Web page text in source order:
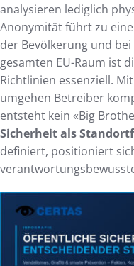
analysieren lediglich
Anonymität führt zu
der Bevölkerung und
gesamten EU-Raum ist
Richtlinien essenziell.
umgehen Betreiber
entsteht kein «Big
Sicherheit als
definiert, positioniert